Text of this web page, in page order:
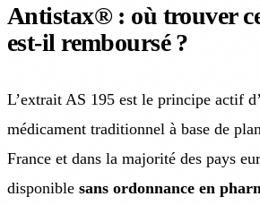
Antistax® : où trouver
est-il remboursé ?
L’extrait AS 195 est le principe actif d’
médicament traditionnel à base de
France et dans la majorité des pays
disponible sans ordonnance en